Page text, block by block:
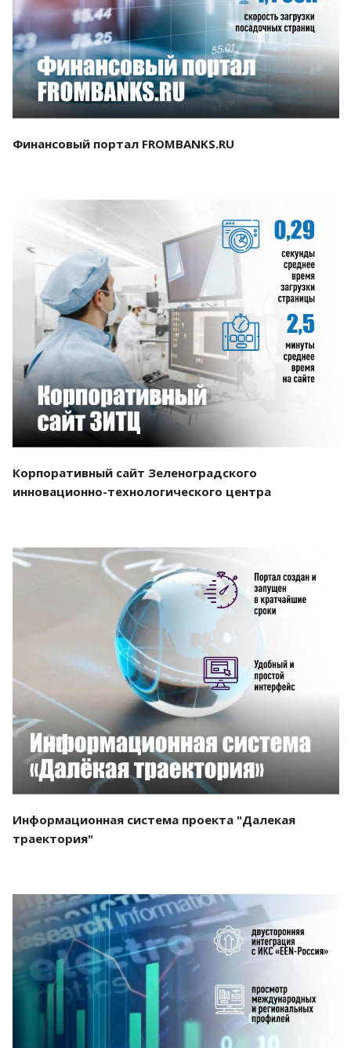
Смотреть проект
Финансовый портал FROMBANKS.RU
Смотреть проект
Корпоративный сайт Зеленоградского
инновационно-технологического центра
Смотреть проект
Информационная система проекта "Далекая
траектория"
Смотреть проект